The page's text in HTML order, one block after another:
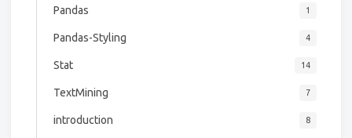
Pandas 1
Pandas-Styling 4
Stat 14
TextMining 7
introduction 8